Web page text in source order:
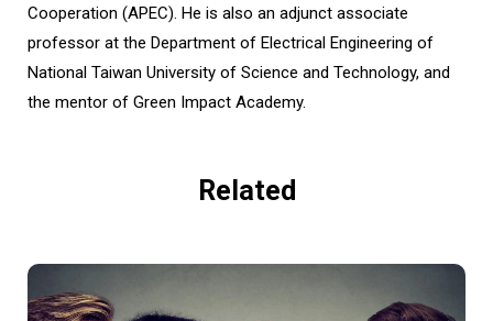
Cooperation (APEC). He is also an adjunct associate
professor at the Department of Electrical Engineering of
National Taiwan University of Science and Technology, and
the mentor of Green Impact Academy.
Related